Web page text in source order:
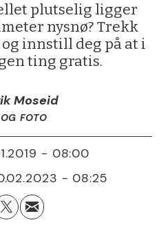
plutselig ligger
nysnø? Trekk
innstill deg på at i
ting gratis.
Moseid
FOTO
- 08:00
- 08:25